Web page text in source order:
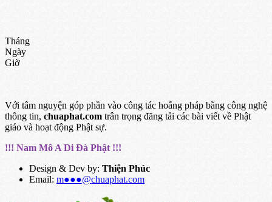
Tháng
Ngày
Giờ
Với tâm nguyện góp phần vào công tác hoằng pháp bằng công nghệ
thông tin, chuaphat.com trân trọng đăng tải các bài viết về Phật
giáo và hoạt động Phật sự.
!!! Nam Mô A Di Đà Phật !!!
Design & Dev by: Thiện Phúc
Email: m●●●@chuaphat.com